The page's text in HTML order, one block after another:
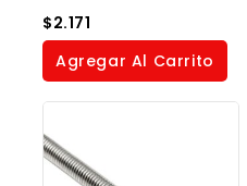
0
out
of
$2.171
Agregar Al Carrito